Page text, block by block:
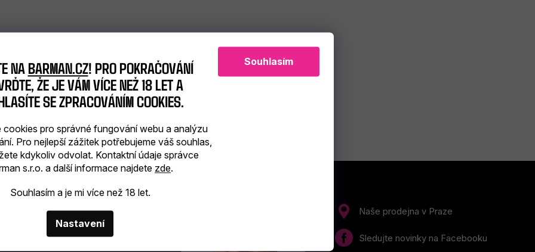
NABARMAN.CZ! PRO POKRAČOVÁNÍ
ŽE JE VÁM VÍCE NEŽ 18 LET A
SE ZPRACOVÁNÍM COOKIES.
cookies pro správné fungování webu a analýzu
Pro nejlepší zážitek potřebujeme váš souhlas,
kdykoliv odvolat. Kontaktní údaje správce
s.r.o. a další informace najdete zde.
Souhlasím a je mi více než 18 let.
Nastavení
Souhlasím
Naše prodejna v Praze
Sledujte novinky na Facebooku